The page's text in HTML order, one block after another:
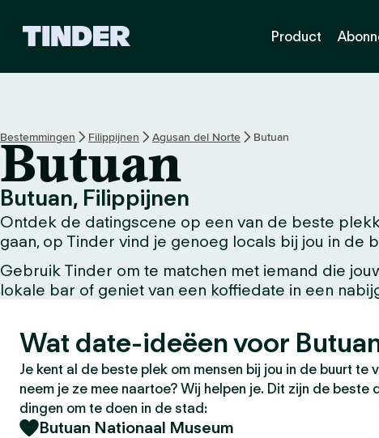
h
o
m
e
p
a
g
n
a
Product
Bestemmingen Filippijnen Agusan del Norte Butuan
Butuan
Butuan, Filippijnen
Ontdek de datingscene op een van de beste
gaan, op Tinder vind je genoeg locals bij jou in de
Gebruik Tinder om te matchen met iemand die
lokale bar of geniet van een koffiedate in een
Wat date-ideëen voor
Je kent al de beste plek om mensen bij jou in de buurt te
neem je ze mee naartoe? Wij helpen je. Dit zijn de
dingen om te doen in de stad:
Butuan Nationaal Museum